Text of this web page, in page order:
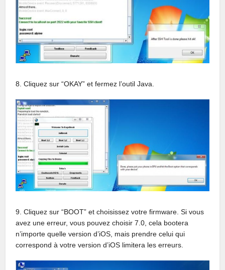
8. Cliquez sur “OKAY” et fermez l’outil Java.
9. Cliquez sur “BOOT” et choisissez votre firmware. Si vous
avez une erreur, vous pouvez choisir 7.0, cela bootera
n’importe quelle version d’iOS, mais prendre celui qui
correspond à votre version d’iOS limitera les erreurs.